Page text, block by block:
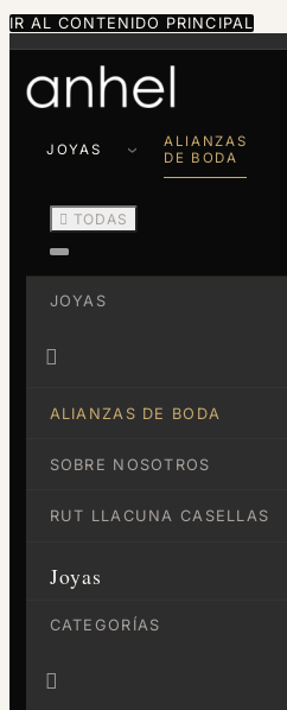
IR AL CONTENIDO PRINCIPAL
JOYAS
ALIANZAS
DE BODA
 TODAS
JOYAS

ALIANZAS DE BODA
SOBRE NOSOTROS
RUT LLACUNA CASELLAS
Joyas
CATEGORÍAS
